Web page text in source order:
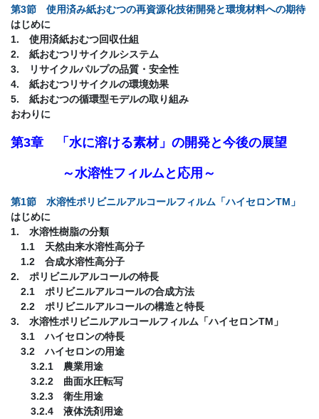
第3節 使用済み紙おむつの再資源化技術開発と環境材料への期待
はじめに
1. 使用済紙おむつ回収仕組
2. 紙おむつリサイクルシステム
3. リサイクルパルプの品質・安全性
4. 紙おむつリサイクルの環境効果
5. 紙おむつの循環型モデルの取り組み
おわりに
第3章 「水に溶ける素材」の開発と今後の展望
～水溶性フィルムと応用～
第1節 水溶性ポリビニルアルコールフィルム「ハイセロンTM」
はじめに
1. 水溶性樹脂の分類
1.1 天然由来水溶性高分子
1.2 合成水溶性高分子
2. ポリビニルアルコールの特長
2.1 ポリビニルアルコールの合成方法
2.2 ポリビニルアルコールの構造と特長
3. 水溶性ポリビニルアルコールフィルム「ハイセロンTM」
3.1 ハイセロンの特長
3.2 ハイセロンの用途
3.2.1 農業用途
3.2.2 曲面水圧転写
3.2.3 衛生用途
3.2.4 液体洗剤用途